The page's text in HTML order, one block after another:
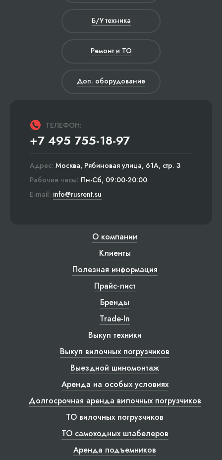
Б/У техника
Ремонт и ТО
Доп. оборудование
ТЕЛЕФОН:
+7 495 755-18-97
Адрес: Москва, Рябиновая улица, 61А, стр. 3
Рабочие часы: Пн-Сб, 09:00-20:00
E-mail: info@rusrent.su
О компании
Клиенты
Полезная информация
Прайс-лист
Бренды
Trade-In
Выкуп техники
Выкуп вилочных погрузчиков
Выездной шиномонтаж
Аренда на особых условиях
Долгосрочная аренда вилочных погрузчиков
ТО вилочных погрузчиков
ТО самоходных штабелеров
Аренда подъемников